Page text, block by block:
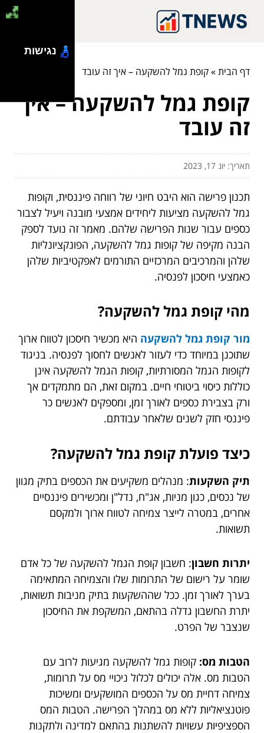
דף הבית»קופת גמל להשקעה – איך זה עובד
קופת גמל להשקעה – איך
זה עובד
תאריך: יונ 17, 2023
תכנון פרישה הוא היבט חיוני של רווחה פיננסית, וקופות
גמל להשקעה מציעות ליחידים אמצעי מובנה ויעיל לצבור
כספים עבור שנות הפרישה שלהם. מאמר זה נועד לספק
הבנה מקיפה של קופות גמל להשקעה, הפונקציונליות
שלהן והמרכיבים המרכזיים התורמים לאפקטיביות שלהן
כאמצעי חיסכון לפנסיה.
מהי קופת גמל להשקעה?
מור קופת גמל להשקעה היא מכשיר חיסכון לטווח ארוך
שתוכנן במיוחד כדי לעזור לאנשים לחסוך לפנסיה. בניגוד
לקופות הגמל המסורתיות, קופות הגמל להשקעה אינן
כוללות כיסוי ביטוחי חיים. במקום זאת, הם מתמקדים אך
ורק בצבירת כספים לאורך זמן, ומספקים לאנשים כר
פיננסי חזק לשנים שלאחר עבודתם.
כיצד פועלת קופת גמל להשקעה?
תיק השקעות: מנהלים משקיעים את הכספים בתיק מגוון
של נכסים, כגון מניות, אג"ח, נדל"ן ומכשירים פיננסיים
אחרים, במטרה לייצר צמיחה לטווח ארוך ולמקסם
תשואות.
יתרות חשבון: חשבון קופת הגמל להשקעה של כל אדם
שומר על רישום של התרומות שלו והצמיחה המתאימה
בערך לאורך זמן. ככל שההשקעות בתיק מניבות תשואות,
יתרת החשבון גדלה בהתאם, המשקפת את החיסכון
שנצבר של הפרט.
הטבות מס: קופות גמל להשקעה מגיעות לרוב עם
הטבות מס. אלה יכולים לכלול ניכויי מס על תרומות,
צמיחה דחיית מס על הכספים המושקעים ומשיכות
פוטנציאליות ללא מס במהלך הפרישה. הטבות המס
הספציפיות עשויות להשתנות בהתאם למדינה ולתקנות
נגישות